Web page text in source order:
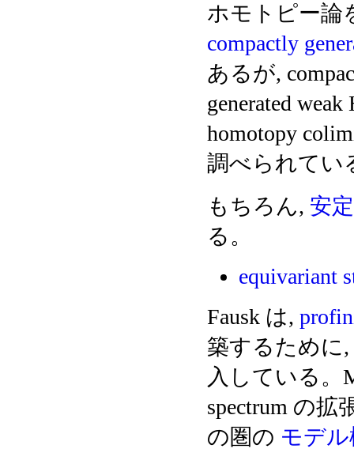
ホモトピー論
compactly
あるが,
generated
homotopy
調べられてい
もちろん, 安
る。
equivariant
Fausk は,
築するために,
入している。
spectrum の拡
の圏の モデ